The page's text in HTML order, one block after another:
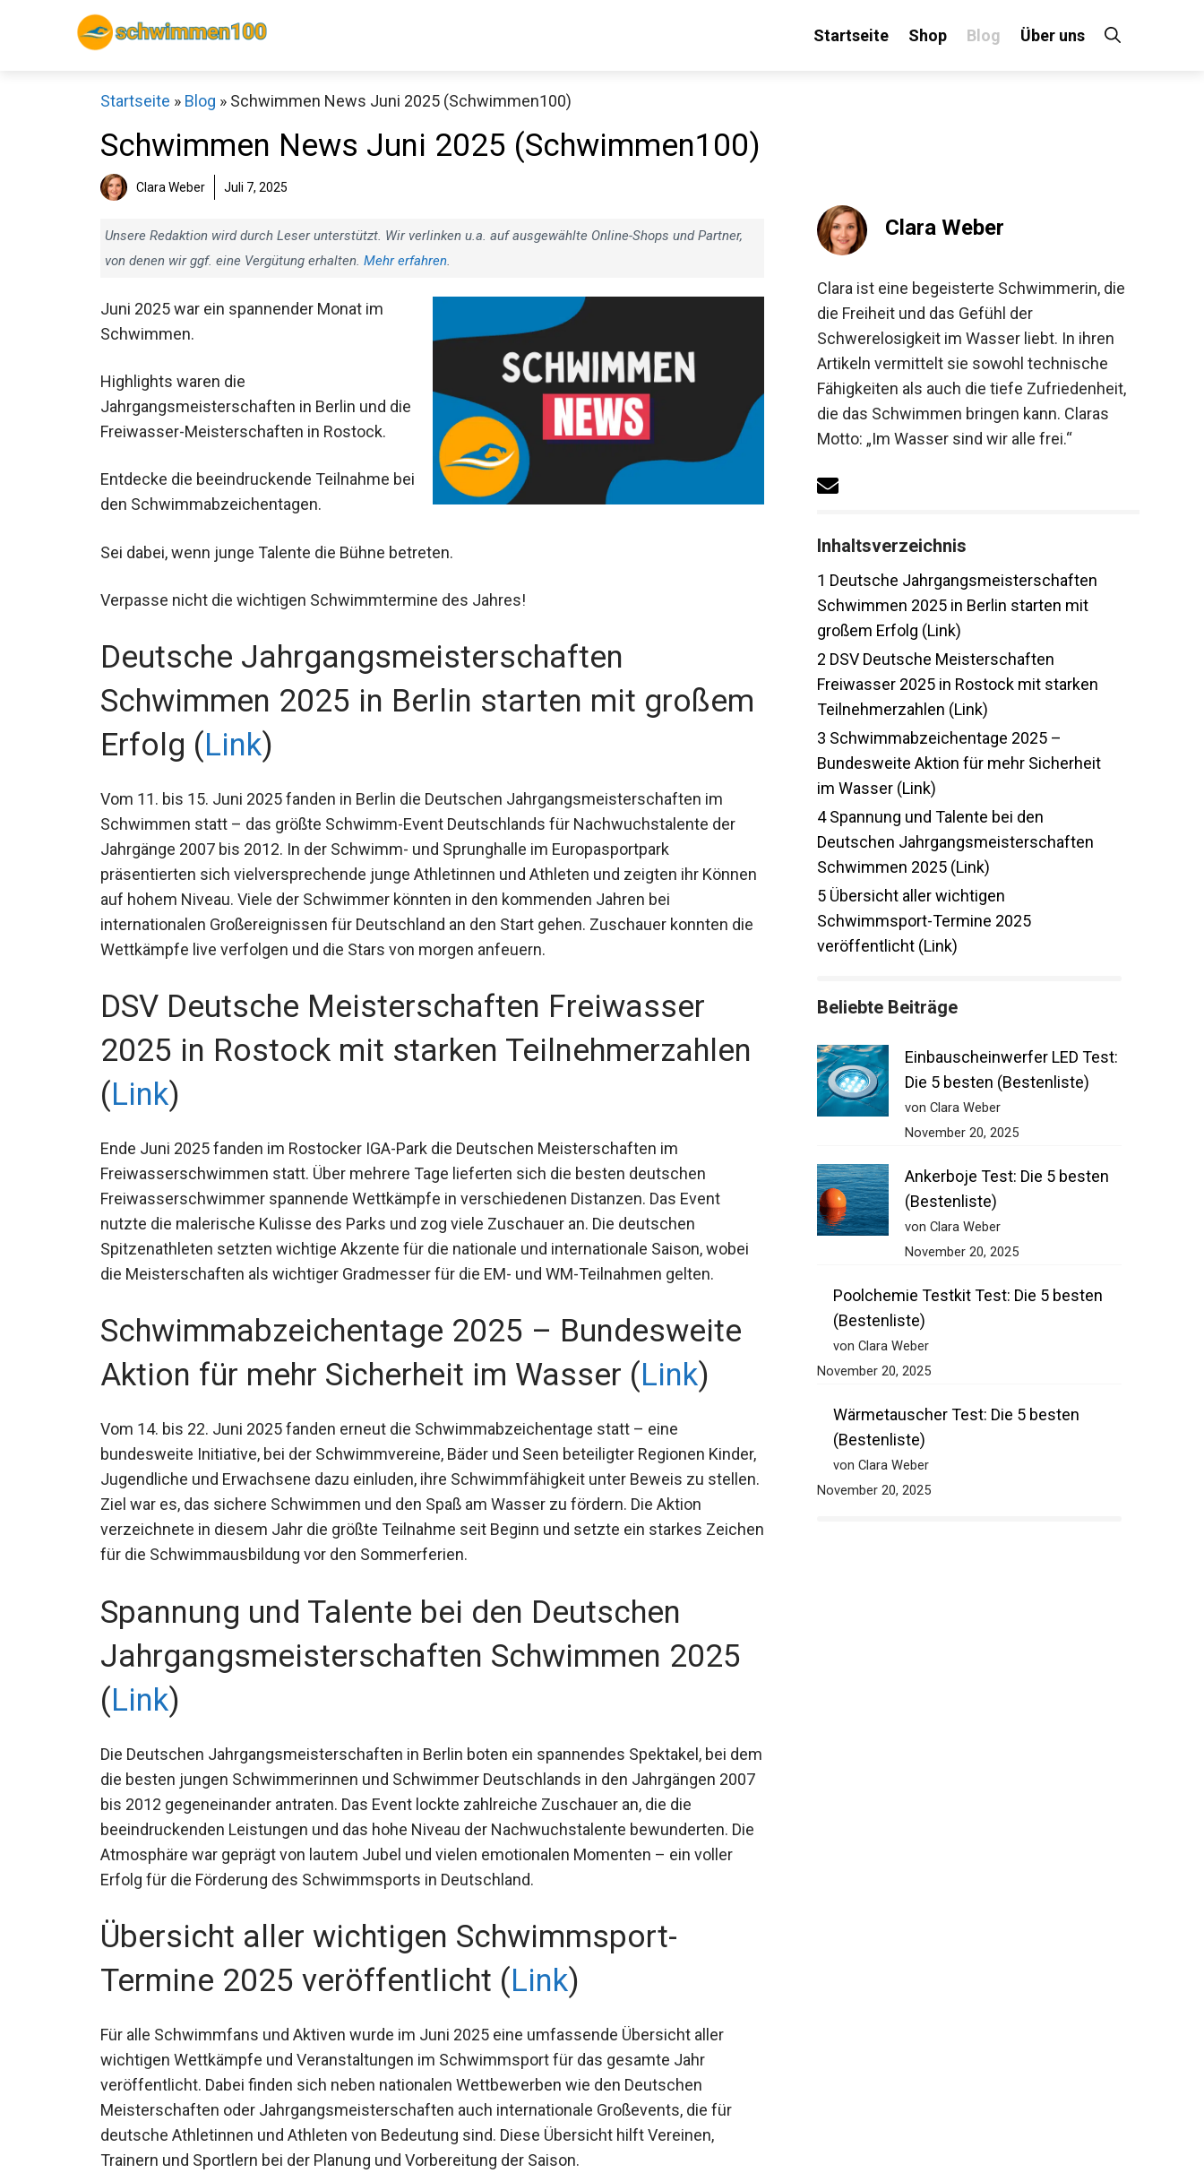
Startseite Shop Blog Über uns
Startseite » Blog » Schwimmen News Juni 2025 (Schwimmen100)
Schwimmen News Juni 2025 (Schwimmen100)
Clara Weber Juli 7, 2025
Unsere Redaktion wird durch Leser unterstützt. Wir verlinken u.a. auf ausgewählte Online-Shops und Partner,
von denen wir ggf. eine Vergütung erhalten. Mehr erfahren.
Juni 2025 war ein spannender Monat im
Schwimmen.
Highlights waren die
Jahrgangsmeisterschaften in Berlin und die
Freiwasser-Meisterschaften in Rostock.
Entdecke die beeindruckende Teilnahme
bei den Schwimmabzeichentagen.
Sei dabei, wenn junge Talente die Bühne betreten.
Verpasse nicht die wichtigen Schwimmtermine des Jahres!
Deutsche Jahrgangsmeisterschaften
Schwimmen 2025 in Berlin starten mit großem
Erfolg (Link)
Vom 11. bis 15. Juni 2025 fanden in Berlin die Deutschen Jahrgangsmeisterschaften im
Schwimmen statt – das größte Schwimm-Event Deutschlands für Nachwuchstalente der
Jahrgänge 2007 bis 2012. In der Schwimm- und Sprunghalle im Europasportpark
präsentierten sich vielversprechende junge Athletinnen und Athleten und zeigten ihr
Können auf hohem Niveau. Viele der Schwimmer könnten in den kommenden Jahren bei
internationalen Großereignissen für Deutschland an den Start gehen. Zuschauer konnten die
Wettkämpfe live verfolgen und die Stars von morgen anfeuern.
DSV Deutsche Meisterschaften Freiwasser
2025 in Rostock mit starken Teilnehmerzahlen
(Link)
Ende Juni 2025 fanden im Rostocker IGA-Park die Deutschen Meisterschaften im
Freiwasserschwimmen statt. Über mehrere Tage lieferten sich die besten deutschen
Freiwasserschwimmer spannende Wettkämpfe in verschiedenen Distanzen. Das Event
nutzte die malerische Kulisse des Parks und zog viele Zuschauer an. Die deutschen
Spitzenathleten setzten wichtige Akzente für die nationale und internationale Saison, wobei
die Meisterschaften als wichtiger Gradmesser für die EM- und WM-Teilnahmen gelten.
Schwimmabzeichentage 2025 – Bundesweite
Aktion für mehr Sicherheit im Wasser (Link)
Vom 14. bis 22. Juni 2025 fanden erneut die Schwimmabzeichentage statt – eine
bundesweite Initiative, bei der Schwimmvereine, Bäder und Seen beteiligter Regionen
Kinder, Jugendliche und Erwachsene dazu einluden, ihre Schwimmfähigkeit unter Beweis
zu stellen. Ziel war es, das sichere Schwimmen und den Spaß am Wasser zu fördern. Die
Aktion verzeichnete in diesem Jahr die größte Teilnahme seit Beginn und setzte ein starkes
Zeichen für die Schwimmausbildung vor den Sommerferien.
Spannung und Talente bei den Deutschen
Jahrgangsmeisterschaften Schwimmen 2025
(Link)
Die Deutschen Jahrgangsmeisterschaften in Berlin boten ein spannendes Spektakel, bei
dem die besten jungen Schwimmerinnen und Schwimmer Deutschlands in den Jahrgängen
2007 bis 2012 gegeneinander antraten. Das Event lockte zahlreiche Zuschauer an, die die
beeindruckenden Leistungen und das hohe Niveau der Nachwuchstalente bewunderten. Die
Atmosphäre war geprägt von lautem Jubel und vielen emotionalen Momenten – ein voller
Erfolg für die Förderung des Schwimmsports in Deutschland.
Übersicht aller wichtigen Schwimmsport-
Termine 2025 veröffentlicht (Link)
Für alle Schwimmfans und Aktiven wurde im Juni 2025 eine umfassende Übersicht aller
wichtigen Wettkämpfe und Veranstaltungen im Schwimmsport für das gesamte Jahr
veröffentlicht. Dabei finden sich neben nationalen Wettbewerben wie den Deutschen
Meisterschaften oder Jahrgangsmeisterschaften auch internationale Großevents, die für
deutsche Athletinnen und Athleten von Bedeutung sind. Diese Übersicht hilft Vereinen,
Trainern und Sportlern bei der Planung und Vorbereitung der Saison.
Clara Weber
Clara ist eine begeisterte Schwimmerin, die
die Freiheit und das Gefühl der
Schwerelosigkeit im Wasser liebt. In ihren
Artikeln vermittelt sie sowohl technische
Fähigkeiten als auch die tiefe Zufriedenheit,
die das Schwimmen bringen kann. Claras
Motto: „Im Wasser sind wir alle frei.“
Inhaltsverzeichnis
Deutsche Jahrgangsmeisterschaften
Schwimmen 2025 in Berlin starten mit
großem Erfolg (Link)
DSV Deutsche Meisterschaften
Freiwasser 2025 in Rostock mit starken
Teilnehmerzahlen (Link)
Schwimmabzeichentage 2025 –
Bundesweite Aktion für mehr Sicherheit
im Wasser (Link)
Spannung und Talente bei den
Deutschen Jahrgangsmeisterschaften
Schwimmen 2025 (Link)
Übersicht aller wichtigen
Schwimmsport-Termine 2025
veröffentlicht (Link)
Beliebte Beiträge
Einbauscheinwerfer LED
Test: Die 5 besten
(Bestenliste)
von Clara Weber
Ankerboje Test: Die 5 besten
(Bestenliste)
von Clara Weber
Poolchemie Testkit Test: Die 5 besten
(Bestenliste)
von Clara Weber
Wärmetauscher Test: Die 5 besten
(Bestenliste)
von Clara Weber
Decathlon Sale
Schaue dir jetzt die meistverkauften Produkte im Sale bei Decathlon an!